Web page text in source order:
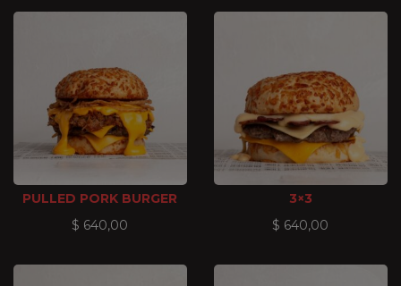
PULLED PORK BURGER
$ 640,00
3×3
$ 640,00